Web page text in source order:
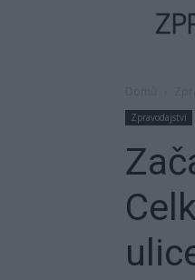
Zpravodajství